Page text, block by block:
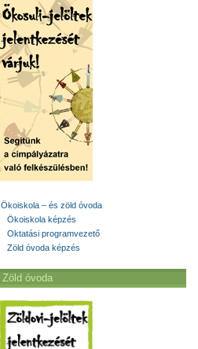
Ökoiskola – és zöld óvoda
Ökoiskola képzés
Oktatási programvezető
Zöld óvoda képzés
Zöld óvoda